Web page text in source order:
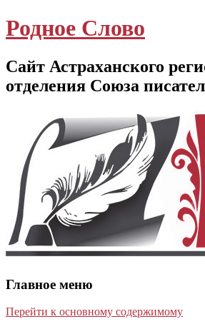
Родное Слово
Сайт Астраханского
отделения Союза
Главное меню
Перейти к основному содержимому